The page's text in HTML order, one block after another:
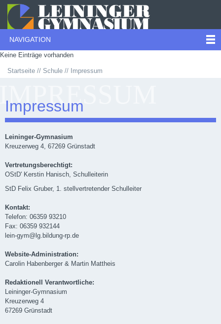
NAVIGATION
Keine Einträge vorhanden
Startseite Schule Impressum
Impressum
Leininger-Gymnasium
Kreuzerweg 4, 67269 Grünstadt
Vertretungsberechtigt:
OStD' Kerstin Hanisch, Schulleiterin
StD Felix Gruber, 1. stellvertretender Schulleiter
Kontakt:
Telefon: 06359 93210
Fax: 06359 932144
lein-gym@lg.bildung-rp.de
Website-Administration:
Carolin Habenberger & Martin Mattheis
Redaktionell Verantwortliche:
Leininger-Gymnasium
Kreuzerweg 4
67269 Grünstadt